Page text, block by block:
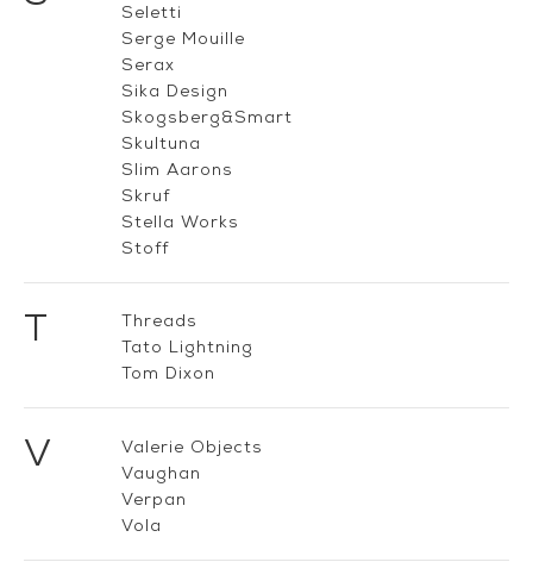
Seletti
Serge Mouille
Serax
Sika Design
Skogsberg&Smart
Skultuna
Slim Aarons
Skruf
Stella Works
Stoff
T
Threads
Tato Lightning
Tom Dixon
V
Valerie Objects
Vaughan
Verpan
Vola